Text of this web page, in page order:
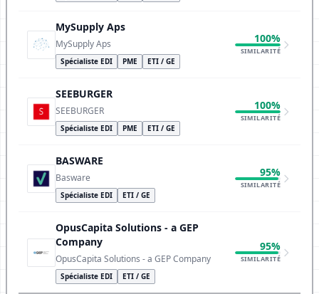
MySupply Aps
MySupply Aps
Spécialiste EDI PME ETI / GE
100%
SIMILARITÉ
SEEBURGER
SEEBURGER
Spécialiste EDI PME ETI / GE
100%
SIMILARITÉ
BASWARE
Basware
Spécialiste EDI ETI / GE
95%
SIMILARITÉ
OpusCapita Solutions - a GEP
Company
OpusCapita Solutions - a GEP Company
Spécialiste EDI ETI / GE
95%
SIMILARITÉ